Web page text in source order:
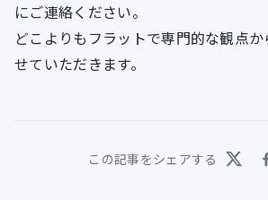
にご連絡ください。
どこよりもフラットで専門的な観点
せていただきます。
この記事をシェアする